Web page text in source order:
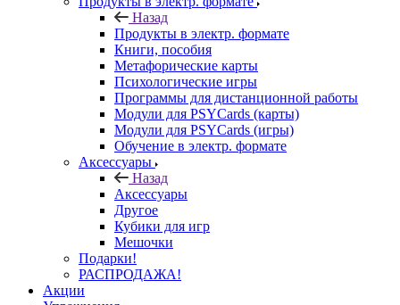
Назад
Продукты в электр. формате
Книги, пособия
Метафорические карты
Психологические игры
Программы для дистанционной работы
Модули для PSYCards (карты)
Модули для PSYCards (игры)
Обучение в электр. формате
Аксессуары
Назад
Аксессуары
Другое
Кубики для игр
Мешочки
Подарки!
РАСПРОДАЖА!
Акции